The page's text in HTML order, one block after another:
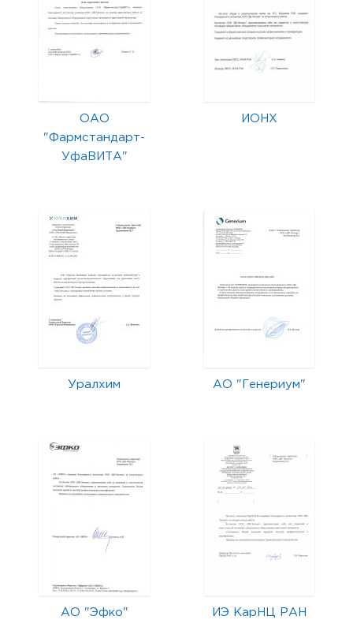
ОАО
"Фармстандарт-
УфаВИТА"
ИОНХ
Уралхим АО "Генериум"
АО "Эфко" ИЭ КарНЦ РАН